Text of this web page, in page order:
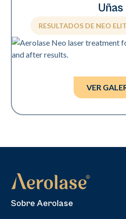
Uñas
RESULTADOS DE NEO
VER
Sobre Aerolase